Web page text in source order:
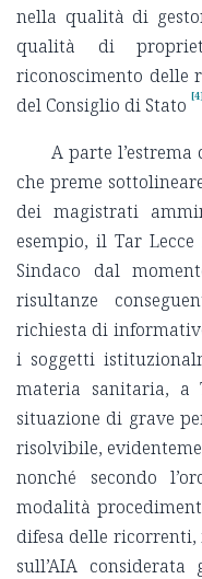
nella qualità di
qualità di
riconoscimento delle
del Consiglio di Stato [4]
A parte
che preme
dei magistrati
esempio, il Tar
Sindaco dal
risultanze
richiesta di
i soggetti
materia sanitaria,
situazione di grave
risolvibile,
nonché secondo
modalità
difesa delle ricorrenti,
sull’AIA considerata